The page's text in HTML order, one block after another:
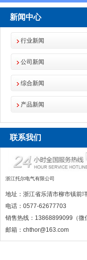
新闻中心
行业新闻
公司新闻
综合新闻
产品新闻
联系我们
浙江托尔电气有限公司
地址：浙江省乐清市柳市镇前
电话：0577-62677703
销售热线：13868899099（微
邮箱：chthor@163.com